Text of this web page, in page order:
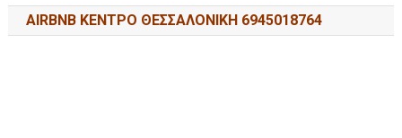
AIRBNB ΚΕΝΤΡΟ ΘΕΣΣΑΛΟΝΙΚΗ 6945018764